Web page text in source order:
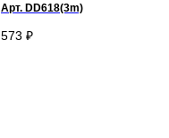
Арт. DD618(3m)
573 ₽